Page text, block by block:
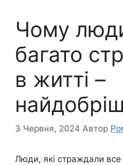
Чому
багато
в житті –
3 Червня, 2024 Автор
Люди, які страждали